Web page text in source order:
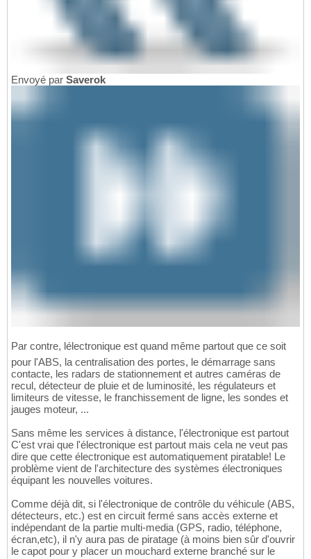
Envoyé par Saverok
Par contre, lélectronique est quand même partout que ce soit
pour l'ABS, la centralisation des portes, le démarrage sans
contacte, les radars de stationnement et autres caméras de
recul, détecteur de pluie et de luminosité, les régulateurs et
limiteurs de vitesse, le franchissement de ligne, les sondes et
jauges moteur, ...
Sans même les services à distance, l'électronique est partout
C'est vrai que l'électronique est partout mais cela ne veut pas
dire que cette électronique est automatiquement piratable! Le
problème vient de l'architecture des systèmes électroniques
équipant les nouvelles voitures.
Comme déjà dit, si l'électronique de contrôle du véhicule (ABS,
détecteurs, etc.) est en circuit fermé sans accès externe et
indépendant de la partie multi-media (GPS, radio, téléphone,
écran,etc), il n'y aura pas de piratage (à moins bien sûr d'ouvrir
le capot pour y placer un mouchard externe branché sur le